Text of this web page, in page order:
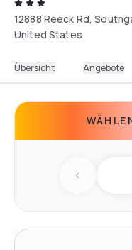
12888 Reeck Rd,
United States
Übersicht Angebote
Previous